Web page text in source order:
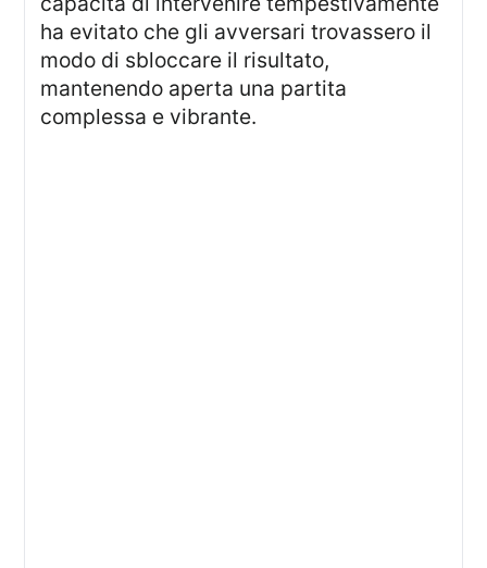
ha evitato che gli avversari trovassero il
modo di sbloccare il risultato,
mantenendo aperta una partita
complessa e vibrante.